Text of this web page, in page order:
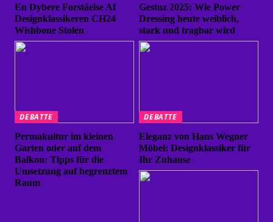
En Dybere Forståelse Af
Designklassikeren CH24
Wishbone Stolen
Gestuz 2025: Wie Power
Dressing heute weiblich,
stark und tragbar wird
DEBATTE
Permakultur im kleinen
Garten oder auf dem
Balkon: Tipps für die
Umsetzung auf begrenztem
Raum
DEBATTE
Eleganz von Hans Wegner
Möbel: Designklassiker für
Ihr Zuhause